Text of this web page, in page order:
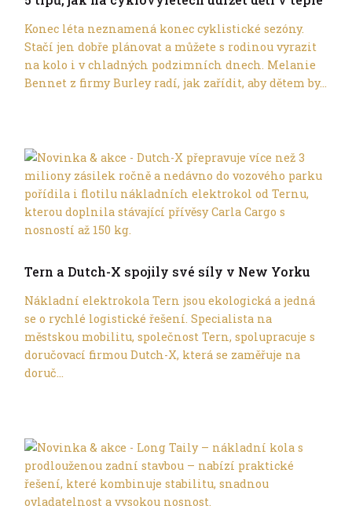
Konec léta neznamená konec cyklistické sezóny.
Stačí jen dobře plánovat a můžete s rodinou vyrazit
na kolo i v chladných podzimních dnech. Melanie
Bennet z firmy Burley radí, jak zařídit, aby dětem by...
Tern a Dutch-X spojily své síly v New Yorku
Nákladní elektrokola Tern jsou ekologická a jedná
se o rychlé logistické řešení. Specialista na
městskou mobilitu, společnost Tern, spolupracuje s
doručovací firmou Dutch-X, která se zaměřuje na
doruč...